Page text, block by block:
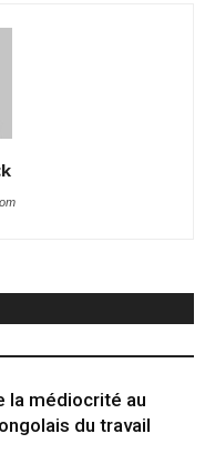
la médiocrité au
du travail